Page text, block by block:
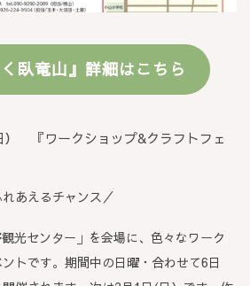
臥竜山』詳細はこちら
『ワークショップ&クラフトフェ
あえるチャンス／
光センター」を会場に、色々なワーク
トです。期間中の日曜・合わせて6日